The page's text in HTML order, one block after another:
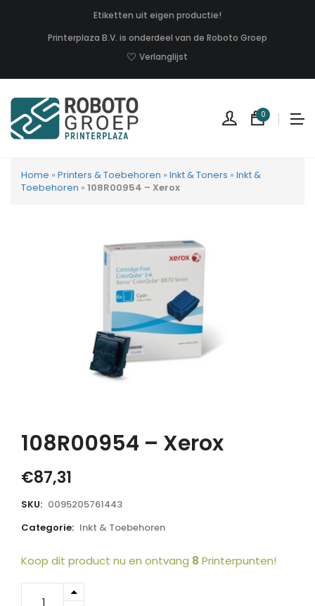
Etiketten uit eigen productie!
Printerplaza B.V. is onderdeel van de Roboto Groep
Verlanglijst
0
Home » Printers & Toebehoren » Inkt & Toners » Inkt &
Toebehoren » 108R00954 – Xerox
108R00954 – Xerox
€87,31
SKU: 0095205761443
Categorie: Inkt & Toebehoren
Koop dit product nu en ontvang 8 Printerpunten!
108R00954